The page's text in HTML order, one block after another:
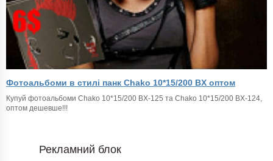
Фотоальбоми в стилі панк Chako 10*15/200 BX оптом
Купуй фотоальбоми Chako 10*15/200 BX-125 та Chako 10*15/200 BX-124,
оптом дешевше!!!
Рекламний блок